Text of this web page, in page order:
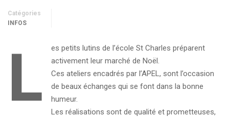
Catégories
INFOS
L
es petits lutins de l’école St Charles préparent
activement leur marché de Noël.
Ces ateliers encadrés par l’APEL, sont l’occasion
de beaux échanges qui se font dans la bonne
humeur.
Les réalisations sont de qualité et prometteuses,